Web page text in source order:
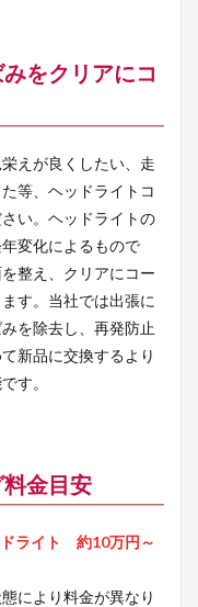
をクリアにコ
えが良くしたい、走
等、ヘッドライトコ
い。ヘッドライトの
変化によるもので
整え、クリアにコー
す。当社では出張に
を除去し、再発防止
新品に交換するより
す。
金目安
ドライト 約10万円～
により料金が異なり